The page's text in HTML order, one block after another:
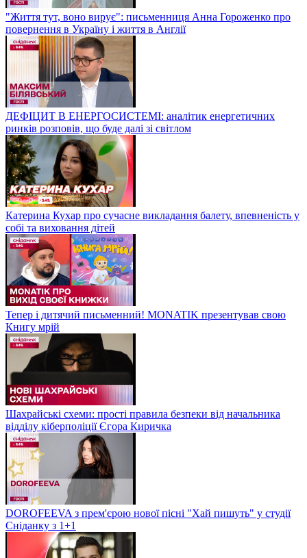
"Життя тут, воно вирує": письменниця Анна Гороженко про
повернення в Україну і життя в Англії
ДЕФІЦИТ В ЕНЕРГОСИСТЕМІ: аналітик енергетичних
ринків розповів, що буде далі зі світлом
Катерина Кухар про сучасне викладання балету, впевненість у
собі та виховання дітей
Тепер і дитячий письменний! MONATIK презентував свою
Книгу мрій
Шахрайські схеми: прості правила безпеки від начальника
відділу кіберполіції Єгора Киричка
DOROFEEVA з прем'єрою нової пісні "Хай пишуть" у студії
Сніданку з 1+1